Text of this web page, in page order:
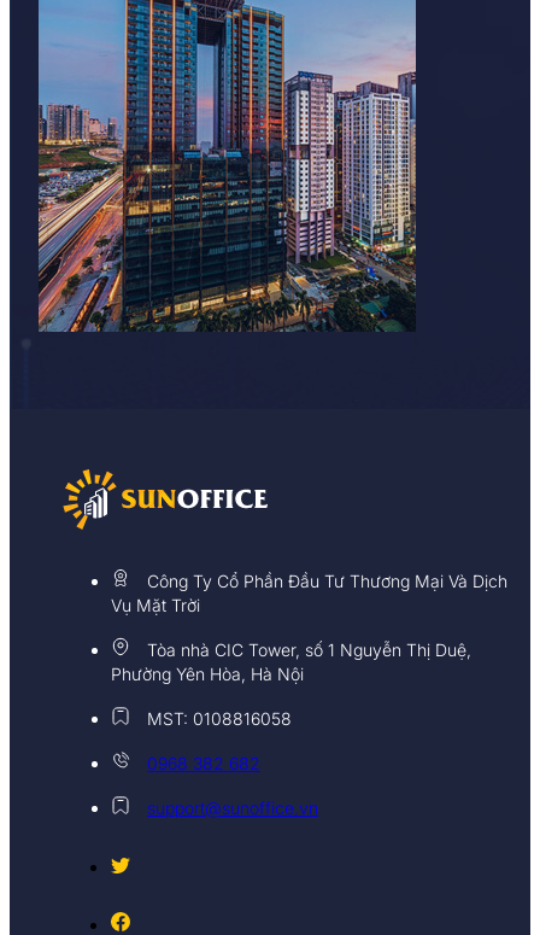
Công Ty Cổ Phần Đầu Tư Thương Mại Và Dịch
Vụ Mặt Trời
Tòa nhà CIC Tower, số 1 Nguyễn Thị Duệ,
Phường Yên Hòa, Hà Nội
MST: 0108816058
0968 382 682
support@sunoffice.vn